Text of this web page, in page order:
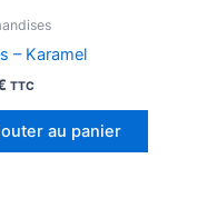
– Karamel
TTC
au panier